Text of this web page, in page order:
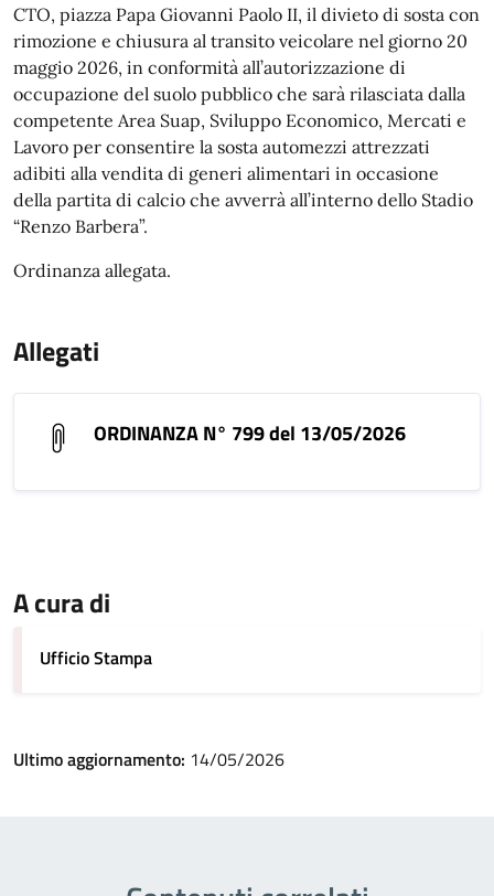
CTO, piazza Papa Giovanni Paolo II, il divieto di sosta con
rimozione e chiusura al transito veicolare nel giorno 20
maggio 2026, in conformità all’autorizzazione di
occupazione del suolo pubblico che sarà rilasciata dalla
competente Area Suap, Sviluppo Economico, Mercati e
Lavoro per consentire la sosta automezzi attrezzati
adibiti alla vendita di generi alimentari in occasione
della partita di calcio che avverrà all’interno dello Stadio
“Renzo Barbera”.
Ordinanza allegata.
Allegati
ORDINANZA N° 799 del 13/05/2026
A cura di
Ufficio Stampa
Ultimo aggiornamento: 14/05/2026